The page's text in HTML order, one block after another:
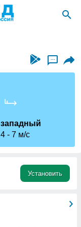
...
западный
4
7 м/с
Установить